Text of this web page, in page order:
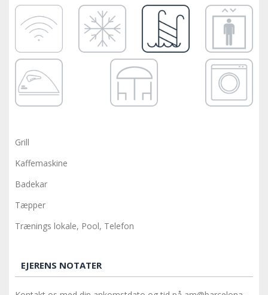
Grill
Kaffemaskine
Badekar
Tæpper
Trænings lokale, Pool, Telefon
EJERENS NOTATER